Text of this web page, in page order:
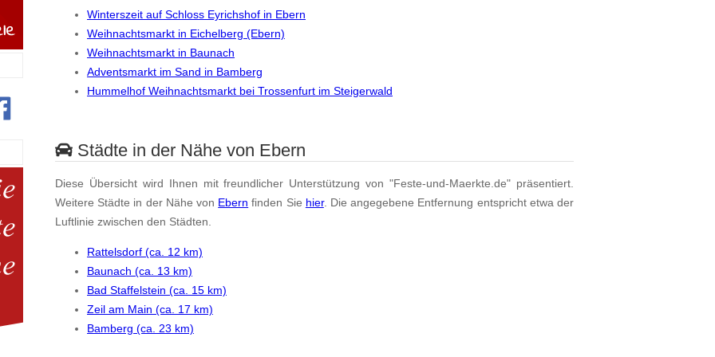
Winterszeit auf Schloss Eyrichshof in Ebern
Weihnachtsmarkt in Eichelberg (Ebern)
Weihnachtsmarkt in Baunach
Adventsmarkt im Sand in Bamberg
Hummelhof Weihnachtsmarkt bei Trossenfurt im Steigerwald
Städte in der Nähe von Ebern
Diese Übersicht wird Ihnen mit freundlicher Unterstützung von "Feste-und-Maerkte.de" präsentiert.
Weitere Städte in der Nähe von Ebern finden Sie hier. Die angegebene Entfernung entspricht etwa der
Luftlinie zwischen den Städten.
Rattelsdorf (ca. 12 km)
Baunach (ca. 13 km)
Bad Staffelstein (ca. 15 km)
Zeil am Main (ca. 17 km)
Bamberg (ca. 23 km)